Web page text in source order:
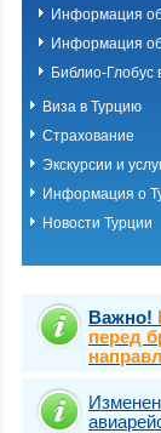
Информация
Информация
Библио-Глобус
Виза в Турцию
Страхование
Экскурсии и
Информация о
Новости Турции
Важно!
перед